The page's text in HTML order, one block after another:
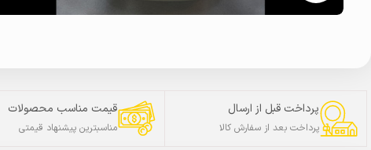
پرداخت قبل از ارسال
پرداخت بعد از سفارش کالا
قیمت مناسب محصولات
مناسبترین پیشنهاد قیمتی